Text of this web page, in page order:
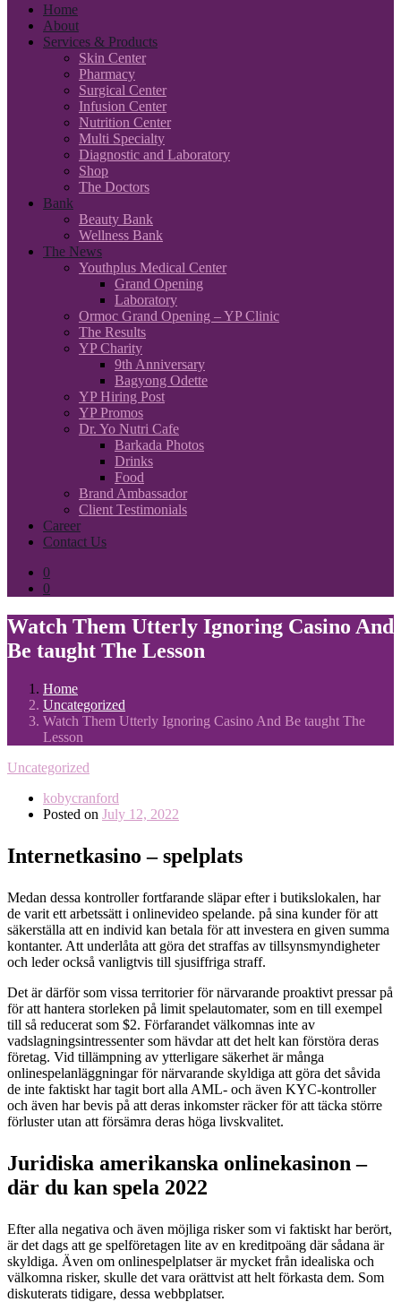
Home
About
Services & Products
Skin Center
Pharmacy
Surgical Center
Infusion Center
Nutrition Center
Multi Specialty
Diagnostic and Laboratory
Shop
The Doctors
Bank
Beauty Bank
Wellness Bank
The News
Youthplus Medical Center
Grand Opening
Laboratory
Ormoc Grand Opening – YP Clinic
The Results
YP Charity
9th Anniversary
Bagyong Odette
YP Hiring Post
YP Promos
Dr. Yo Nutri Cafe
Barkada Photos
Drinks
Food
Brand Ambassador
Client Testimonials
Career
Contact Us
0
0
Watch Them Utterly Ignoring Casino And
Be taught The Lesson
Home
Uncategorized
Watch Them Utterly Ignoring Casino And Be taught The
Lesson
Uncategorized
kobycranford
Posted on July 12, 2022
Internetkasino – spelplats
Medan dessa kontroller fortfarande släpar efter i butikslokalen, har
de varit ett arbetssätt i onlinevideo spelande. på sina kunder för att
säkerställa att en individ kan betala för att investera en given summa
kontanter. Att underlåta att göra det straffas av tillsynsmyndigheter
och leder också vanligtvis till sjusiffriga straff.
Det är därför som vissa territorier för närvarande proaktivt pressar på
för att hantera storleken på limit spelautomater, som en till exempel
till så reducerat som $2. Förfarandet välkomnas inte av
vadslagningsintressenter som hävdar att det helt kan förstöra deras
företag. Vid tillämpning av ytterligare säkerhet är många
onlinespelanläggningar för närvarande skyldiga att göra det såvida
de inte faktiskt har tagit bort alla AML- och även KYC-kontroller
och även har bevis på att deras inkomster räcker för att täcka större
förluster utan att försämra deras höga livskvalitet.
Juridiska amerikanska onlinekasinon –
där du kan spela 2022
Efter alla negativa och även möjliga risker som vi faktiskt har berört,
är det dags att ge spelföretagen lite av en kreditpoäng där sådana är
skyldiga. Även om onlinespelplatser är mycket från idealiska och
välkomna risker, skulle det vara orättvist att helt förkasta dem. Som
diskuterats tidigare, dessa webbplatser.